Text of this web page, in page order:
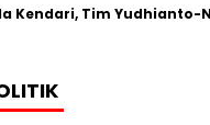
Kendari, Tim Yudhianto-